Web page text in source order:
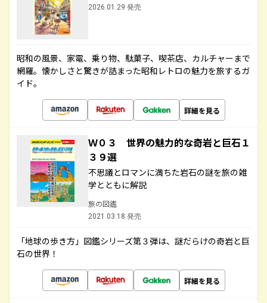
2026.01.29 発売
昭和の風景、家電、乗り物、駄菓子、喫茶店、カルチャーまで
網羅。懐かしさと驚きが詰まった昭和レトロの魅力を旅するガ
イド。
詳細を見る
Ｗ０３ 世界の魅力的な奇岩と巨石１
３９選
不思議とロマンに満ちた岩石の謎を旅の雑
学とともに解説
旅の図鑑
2021.03.18 発売
「地球の歩き方」図鑑シリーズ第３弾は、謎だらけの奇岩と巨
石の世界！
詳細を見る